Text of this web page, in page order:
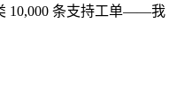
10,000 条支持工单——我